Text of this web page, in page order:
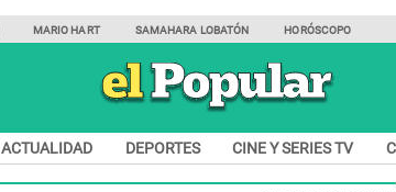
MARIO HART SAMAHARA LOBATÓN HORÓSCOPO
ACTUALIDAD DEPORTES CINE Y SERIES TV